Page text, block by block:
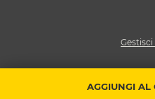
AGGIUNGI AL
Gestisci